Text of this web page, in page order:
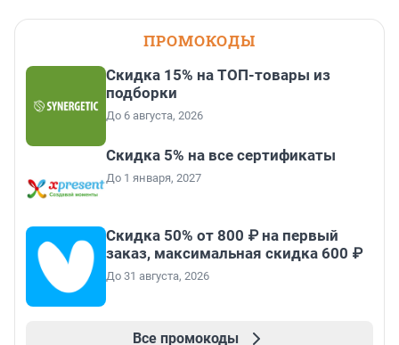
ПРОМОКОДЫ
Скидка 15% на ТОП-товары из
подборки
До 6 августа, 2026
Скидка 5% на все сертификаты
До 1 января, 2027
Скидка 50% от 800 ₽ на первый
заказ, максимальная скидка 600 ₽
До 31 августа, 2026
Все промокоды